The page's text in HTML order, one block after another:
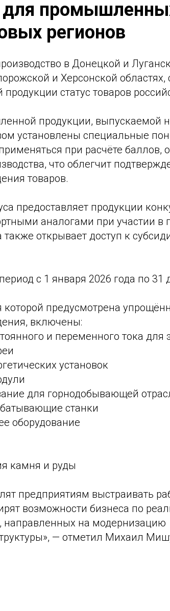
для
регионов
в Донецкой и
и Херсонской областях,
статус товаров
продукции, выпускаемой
установлены специальные
при расчёте баллов,
что облегчит
товаров.
предоставляет продукции
аналогами при участии в
также открывает доступ к
с 1 января 2026 года по 31
предусмотрена
включены:
и переменного тока для
установок
для горнодобывающей
станки
оборудование
камня и руды
предприятиям выстраивать
возможности бизнеса по
направленных на модернизацию
— отметил Михаил